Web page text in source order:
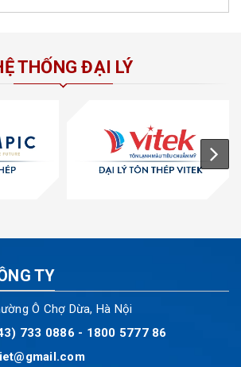
THỐNG ĐẠI LÝ
TY
Ô Chợ Dừa, Hà Nội
733 0886 - 1800 5777 86